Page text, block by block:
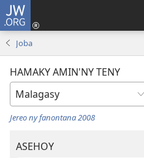
JW.ORG
Joba
HAMAKY AMIN'NY TENY
Jereo ny fanontana 2008
ASEHOY